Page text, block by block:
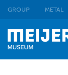
GROUP METAL